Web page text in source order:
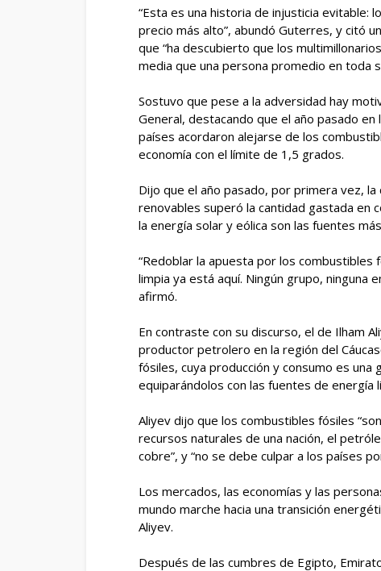
“Esta es una historia de injusticia evitable:
precio más alto”, abundó Guterres, y citó
que “ha descubierto que los
media que una persona promedio en toda
Sostuvo que pese a la adversidad hay
General, destacando que el año pasado
países acordaron alejarse de los
economía con el límite de 1,5 grados.
Dijo que el año pasado, por primera vez,
renovables superó la cantidad gastada en
la energía solar y eólica son las fuentes
“Redoblar la apuesta por los combustibles
limpia ya está aquí. Ningún grupo, ninguna
afirmó.
En contraste con su discurso, el de Ilham
productor petrolero en la región del
fósiles, cuya producción y consumo es
equiparándolos con las fuentes de energía
Aliyev dijo que los combustibles fósiles
recursos naturales de una nación, el
cobre”, y “no se debe culpar a los países
Los mercados, las economías y las
mundo marche hacia una transición
Aliyev.
Después de las cumbres de Egipto,